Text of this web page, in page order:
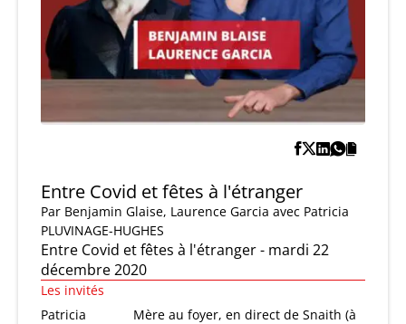
Entre Covid et fêtes à l'étranger
Par Benjamin Glaise, Laurence Garcia avec Patricia
PLUVINAGE-HUGHES
Entre Covid et fêtes à l'étranger - mardi 22
décembre 2020
Les invités
Patricia
Mère au foyer, en direct de Snaith (à